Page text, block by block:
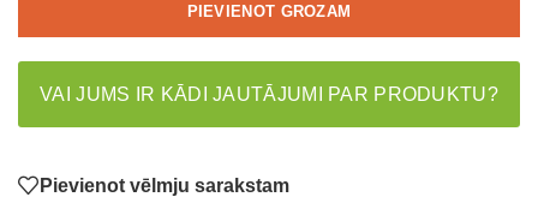
PIEVIENOT GROZAM
VAI JUMS IR KĀDI JAUTĀJUMI PAR PRODUKTU?
Pievienot vēlmju sarakstam